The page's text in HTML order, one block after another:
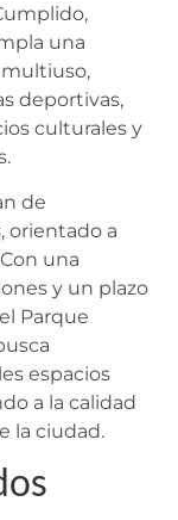
una
deportivas,
culturales y
de
orientado a
una
y un plazo
Parque
espacios
a la calidad
la ciudad.